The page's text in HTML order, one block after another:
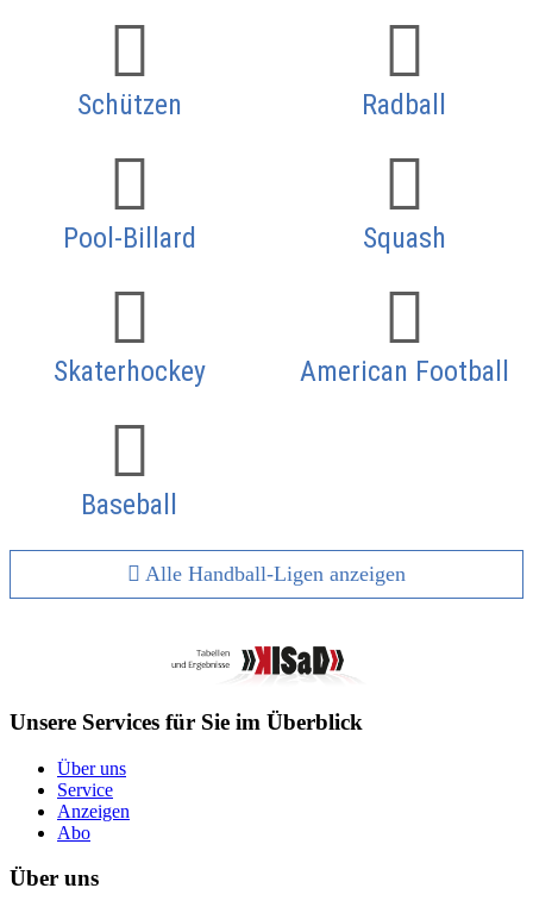
Schützen Radball
Pool-Billard Squash
Skaterhockey American Football
Baseball
Alle Handball-Ligen anzeigen
Unsere Services für Sie im Überblick
Über uns
Service
Anzeigen
Abo
Über uns